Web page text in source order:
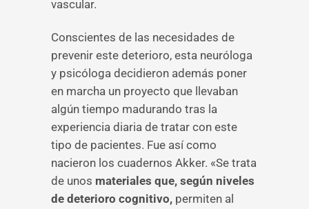
vascular.
Conscientes de las necesidades de
prevenir este deterioro, esta neuróloga
y psicóloga decidieron además poner
en marcha un proyecto que llevaban
algún tiempo madurando tras la
experiencia diaria de tratar con este
tipo de pacientes. Fue así como
nacieron los cuadernos Akker. «Se trata
de unos materiales que, según niveles
de deterioro cognitivo, permiten al